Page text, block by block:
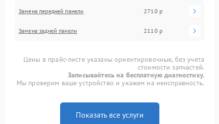
Замена передней панели 2710 р
Замена задней панели 2110 р
Цены в прайс-листе указаны ориентировочные, без учета
стоимости запчастей.
Записывайтесь на бесплатную диагностику.
Мы проверим ваше устройство и укажем на неисправность.
Показать все услуги